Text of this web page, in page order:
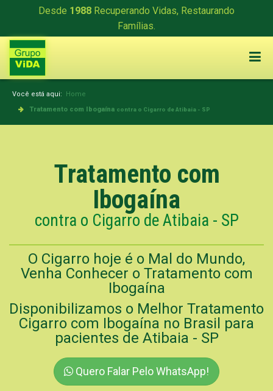
Desde 1988 Recuperando Vidas, Restaurando
Famílias.
Você está aqui: Home
Tratamento com Ibogaína contra o Cigarro de Atibaia - SP
Tratamento com
Ibogaína
contra o Cigarro de Atibaia - SP
O Cigarro hoje é o Mal do Mundo,
Venha Conhecer o Tratamento com
Ibogaína
Disponibilizamos o Melhor Tratamento
Cigarro com Ibogaína no Brasil para
pacientes de Atibaia - SP
Quero Falar Pelo WhatsApp!